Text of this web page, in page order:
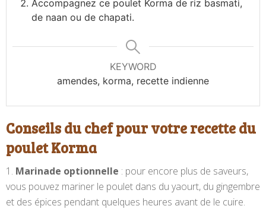
Accompagnez ce poulet Korma de riz basmati,
de naan ou de chapati.
KEYWORD
amendes, korma, recette indienne
Conseils du chef pour votre recette du
poulet Korma
Marinade optionnelle : pour encore plus de saveurs,
vous pouvez mariner le poulet dans du yaourt, du gingembre
et des épices pendant quelques heures avant de le cuire.